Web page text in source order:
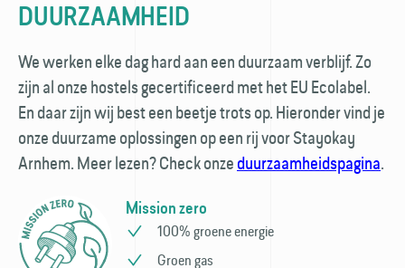
DUURZAAMHEID
We werken elke dag hard aan een duurzaam verblijf. Zo
zijn al onze hostels gecertificeerd met het EU Ecolabel.
En daar zijn wij best een beetje trots op. Hieronder vind je
onze duurzame oplossingen op een rij voor Stayokay
Arnhem. Meer lezen? Check onzeduurzaamheidspagina.
Mission zero
100% groene energie
Groen gas